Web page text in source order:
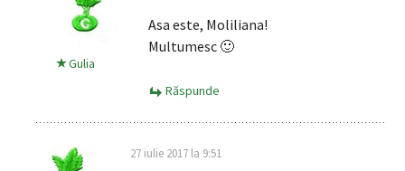
Gulia
Asa este, Moliliana!
Multumesc 🙂
Răspunde
27 iulie 2017 la 9:51